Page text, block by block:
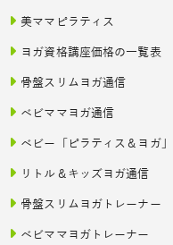
美ママピラティス
ヨガ資格講座価格の一覧表
骨盤スリムヨガ通信
ベビママヨガ通信
ベビー「ピラティス＆ヨガ」
リトル＆キッズヨガ通信
骨盤スリムヨガトレーナー
ベビママヨガトレーナー